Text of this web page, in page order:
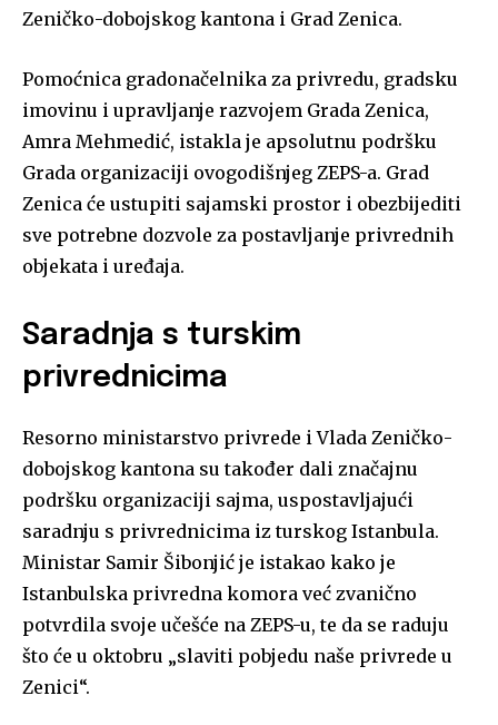
Zeničko-dobojskog kantona i Grad Zenica.
Pomoćnica gradonačelnika za privredu, gradsku
imovinu i upravljanje razvojem Grada Zenica,
Amra Mehmedić, istakla je apsolutnu podršku
Grada organizaciji ovogodišnjeg ZEPS-a. Grad
Zenica će ustupiti sajamski prostor i obezbijediti
sve potrebne dozvole za postavljanje privrednih
objekata i uređaja.
Saradnja s turskim
privrednicima
Resorno ministarstvo privrede i Vlada Zeničko-
dobojskog kantona su također dali značajnu
podršku organizaciji sajma, uspostavljajući
saradnju s privrednicima iz turskog Istanbula.
Ministar Samir Šibonjić je istakao kako je
Istanbulska privredna komora već zvanično
potvrdila svoje učešće na ZEPS-u, te da se raduju
što će u oktobru „slaviti pobjedu naše privrede u
Zenici“.